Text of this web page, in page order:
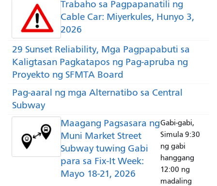
Trabaho sa Pagpapanatili ng
Cable Car: Miyerkules, Hunyo 3,
2026
29 Sunset Reliability, Mga Pagpapabuti sa
Kaligtasan Pagkatapos ng Pag-apruba ng
Proyekto ng SFMTA Board
Pag-aaral ng mga Alternatibo sa Central
Subway
Maagang Pagsasara ng
Muni Market Street
Subway tuwing Gabi
para sa Fix-It Week:
Mayo 18-21, 2026
Gabi-gabi,
Simula 9:30
ng gabi
hanggang
12:00 ng
madaling